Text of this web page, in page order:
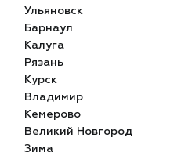
Ульяновск
Барнаул
Калуга
Рязань
Курск
Владимир
Кемерово
Великий Новгород
Зима